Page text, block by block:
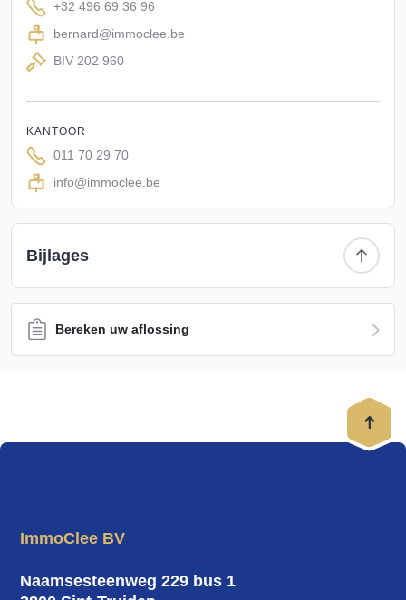
garages, werkplaatsen, opslagruimtes, ateliers,
paardenstallen of professionele ruimtes voor een
zelfstandige activiteit. Ook de uitbouw van een Bed &
Breakfast of vakantieverblijf behoort hier zeker tot de
weids uitzicht over het omliggende groen en het landelijke
landschap. Hier geniet u dagelijks van rust, privacy en
natuur, terwijl alle voorzieningen zich op korte afstand
bevinden.
Deze eigendom biedt een unieke combinatie van wonen,
werken en investeren op een locatie die gezien mag
uitstraling en de veelzijdige gebruiksmogelijkheden vormt
ondernemers, investeerders en levensgenieters.
Een eigendom met karakter, uitstraling en
Interesse in deze uitzonderlijke hoeve? Neem vrijblijvend
contact met ons op voor meer informatie of een bezoek ter
+32 496 69 36 96
bernard@immoclee.be
BIV 202 960
KANTOOR
011 70 29 70
info@immoclee.be
Bijlages
Bereken uw aflossing
ImmoClee BV
Naamsesteenweg 229 bus 1